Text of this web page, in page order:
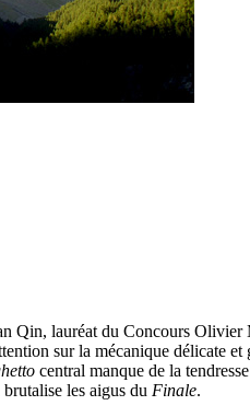
Qin, lauréat du Concours
sur la mécanique délicate
central manque de la
les aigus du Finale.